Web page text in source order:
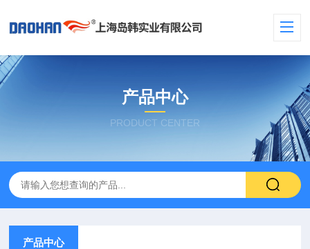
产品中心
PRODUCT CENTER
产品中心